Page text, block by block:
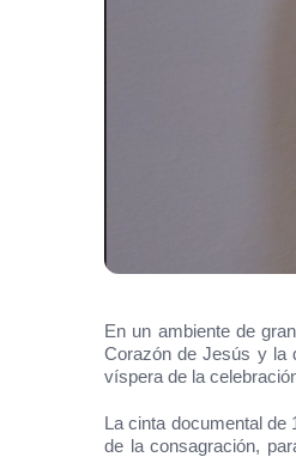
En un ambiente de
Corazón de Jesús y la
víspera de la
La cinta documental de
de la consagración,